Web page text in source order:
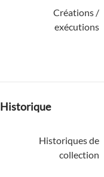
Créations /
exécutions
Historique
Historiques de
collection